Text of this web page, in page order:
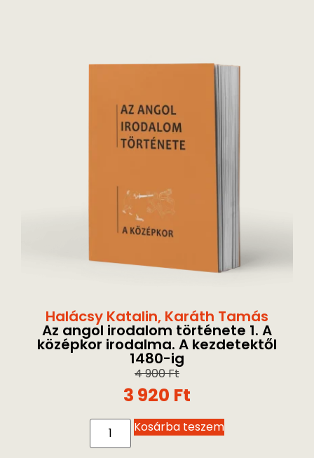
Halácsy Katalin, Karáth Tamás
Az angol irodalom története 1. A
középkor irodalma. A kezdetektől
1480-ig
4 900Ft
3 920 Ft
Kosárba teszem